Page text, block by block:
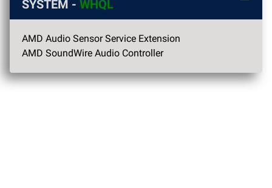
SYSTEM - WHQL
AMD Audio Sensor Service Extension
AMD SoundWire Audio Controller